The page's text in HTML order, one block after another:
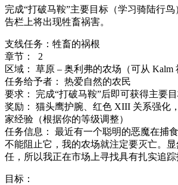
完成“打破马鞍”主要目标（学习骑陆行
告栏上将出现牲畜祸害。
支线任务： 牲畜的祸根
章节：
2
区域：
草原 – 奥利弗的农场（可从 Kalm
任务给予者：
热爱自然的农民
要求：
完成“打破马鞍”后即可获得主要
奖励：
猫头鹰护腕、红色 XIII 关系强化
家经验（根据你的等级调整）
任务信息：
最近有一个聪明的恶魔在捕
不能阻止它，我的农场就注定要灭亡。
任，所以我正在市场上寻找具有扎实追踪
目标：